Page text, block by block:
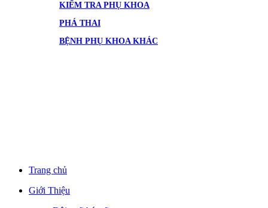
KIỂM TRA PHỤ KHOA
PHÁ THAI
BỆNH PHỤ KHOA KHÁC
Trang chủ
Giới Thiệu